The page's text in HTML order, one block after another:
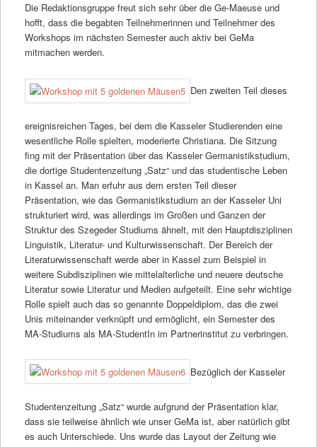
Die Redaktionsgruppe freut sich sehr über die Ge-Maeuse und
hofft, dass die begabten Teilnehmerinnen und Teilnehmer des
Workshops im nächsten Semester auch aktiv bei GeMa
mitmachen werden.
Den zweiten Teil dieses
ereignisreichen Tages, bei dem die Kasseler Studierenden eine
wesentliche Rolle spielten, moderierte Christiana. Die Sitzung
fing mit der Präsentation über das Kasseler Germanistikstudium,
die dortige Studentenzeitung „Satz“ und das studentische Leben
in Kassel an. Man erfuhr aus dem ersten Teil dieser
Präsentation, wie das Germanistikstudium an der Kasseler Uni
strukturiert wird, was allerdings im Großen und Ganzen der
Struktur des Szegeder Studiums ähnelt, mit den Hauptdisziplinen
Linguistik, Literatur- und Kulturwissenschaft. Der Bereich der
Literaturwissenschaft werde aber in Kassel zum Beispiel in
weitere Subdisziplinen wie mittelalterliche und neuere deutsche
Literatur sowie Literatur und Medien aufgeteilt. Eine sehr wichtige
Rolle spielt auch das so genannte Doppeldiplom, das die zwei
Unis miteinander verknüpft und ermöglicht, ein Semester des
MA-Studiums als MA-StudentIn im Partnerinstitut zu verbringen.
Bezüglich der Kasseler
Studentenzeitung „Satz“ wurde aufgrund der Präsentation klar,
dass sie teilweise ähnlich wie unser GeMa ist, aber natürlich gibt
es auch Unterschiede. Uns wurde das Layout der Zeitung wie